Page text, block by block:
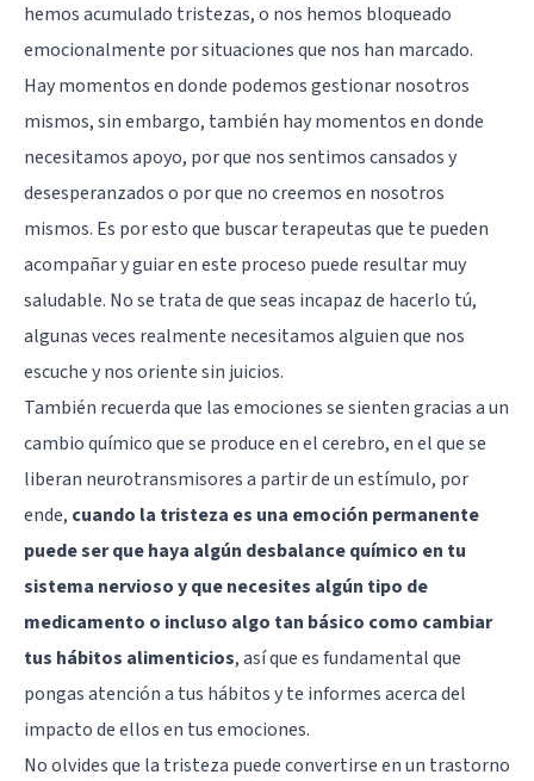
hemos acumulado tristezas, o nos hemos bloqueado
emocionalmente por situaciones que nos han marcado.
Hay momentos en donde podemos gestionar nosotros
mismos, sin embargo, también hay momentos en donde
necesitamos apoyo, por que nos sentimos cansados y
desesperanzados o por que no creemos en nosotros
mismos. Es por esto que buscar terapeutas que te pueden
acompañar y guiar en este proceso puede resultar muy
saludable. No se trata de que seas incapaz de hacerlo tú,
algunas veces realmente necesitamos alguien que nos
escuche y nos oriente sin juicios.
También recuerda que las emociones se sienten gracias a un
cambio químico que se produce en el cerebro, en el que se
liberan neurotransmisores a partir de un estímulo, por
ende, cuando la tristeza es una emoción permanente
puede ser que haya algún desbalance químico en tu
sistema nervioso y que necesites algún tipo de
medicamento o incluso algo tan básico como cambiar
tus hábitos alimenticios, así que es fundamental que
pongas atención a tus hábitos y te informes acerca del
impacto de ellos en tus emociones.
No olvides que la tristeza puede convertirse en un trastorno